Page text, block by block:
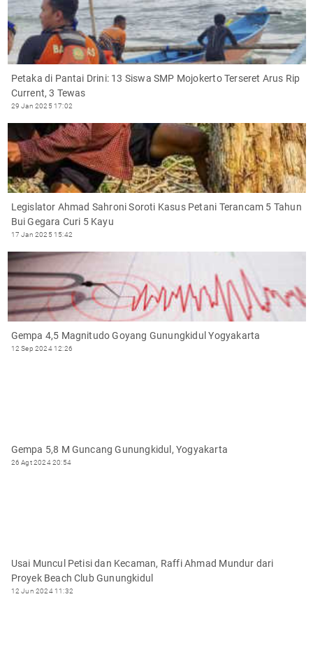
Petaka di Pantai Drini: 13 Siswa SMP Mojokerto Terseret Arus Rip
Current, 3 Tewas
29 Jan 2025 17:02
Legislator Ahmad Sahroni Soroti Kasus Petani Terancam 5 Tahun
Bui Gegara Curi 5 Kayu
17 Jan 2025 15:42
Gempa 4,5 Magnitudo Goyang Gunungkidul Yogyakarta
12 Sep 2024 12:26
Gempa 5,8 M Guncang Gunungkidul, Yogyakarta
26 Agt 2024 20:54
Usai Muncul Petisi dan Kecaman, Raffi Ahmad Mundur dari
Proyek Beach Club Gunungkidul
12 Jun 2024 11:32